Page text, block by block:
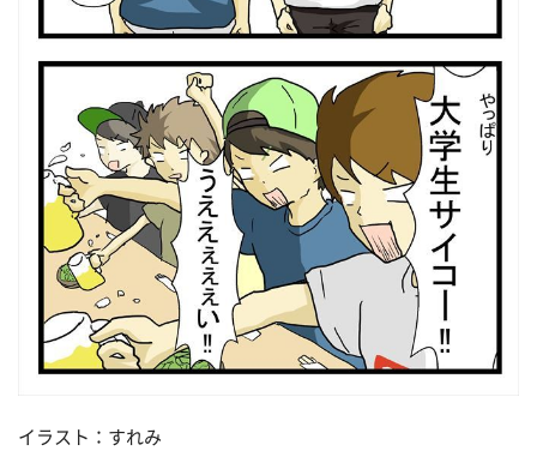
イラスト：すれみ